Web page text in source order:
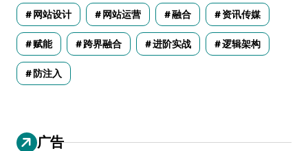
网站设计 网站运营 融合 资讯传媒
赋能 跨界融合 进阶实战 逻辑架构
防注入
广告